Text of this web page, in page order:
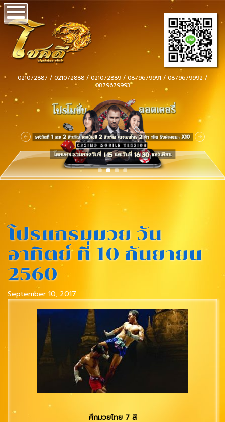
021072887 / 021072888 / 021072889 / 0879679991 / 0879679992 /
0879679993
โปรแกรมมวย วัน
อาทิตย์ ที่ 10 กันยายน
2560
September 10, 2017
ศึกมวยไทย 7 สี